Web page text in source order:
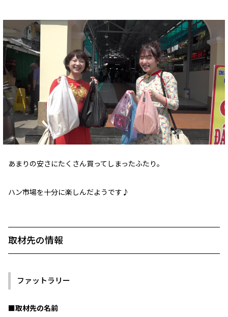
あまりの安さにたくさん買ってしまったふたり。
ハン市場を十分に楽しんだようです♪
取材先の情報
ファットラリー
■取材先の名前